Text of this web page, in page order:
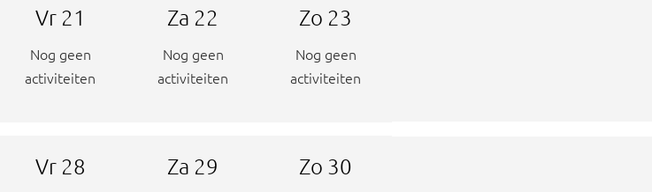
Vr 21
Nog geen
activiteiten
Za 22
Nog geen
activiteiten
Zo 23
Nog geen
activiteiten
Vr 28 Za 29 Zo 30